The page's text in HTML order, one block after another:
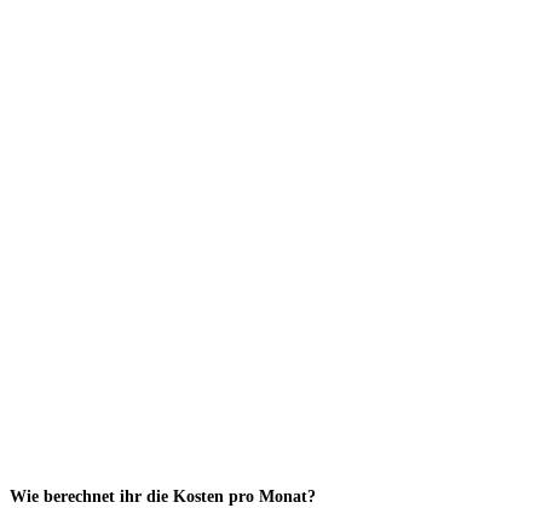
Wie berechnet ihr die Kosten pro Monat?